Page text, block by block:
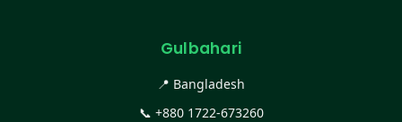
Gulbahari
📍 Bangladesh
📞 +880 1722-673260